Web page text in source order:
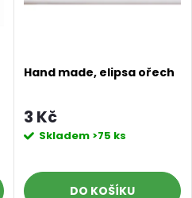
Hand made, elipsa ořech
3 Kč
Skladem >75 ks
DO KOŠÍKU